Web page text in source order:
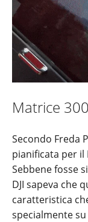
Matrice
Secondo Freda
pianificata per il
Sebbene fosse
DJI sapeva che
caratteristica
specialmente